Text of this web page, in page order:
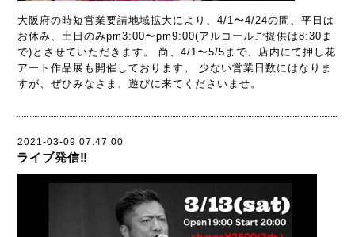
大阪府の時短営業要請地域拡大により、4/1〜4/24の間、平日は
お休み、土日のみpm3:00〜pm9:00(アルコールご提供は8:30ま
で)とさせていただきます。 尚、4/1〜5/5まで、店内にて押し花
アート作品展も開催しております。 少ない営業日数にはなりま
すが、ぜひみなさま、遊びに来てくださいませ。
2021-03-09 07:47:00
ライブ発信‼︎